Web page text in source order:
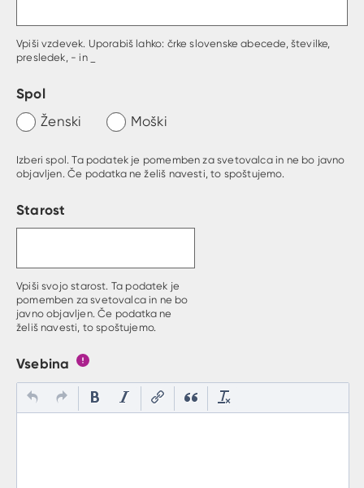
Vpiši vzdevek. Uporabiš lahko: črke slovenske abecede, številke,
presledek, - in _
Spol
Ženski Moški
Izberi spol. Ta podatek je pomemben za svetovalca in ne bo javno
objavljen. Če podatka ne želiš navesti, to spoštujemo.
Starost
Vpiši svojo starost. Ta podatek je
pomemben za svetovalca in ne bo
javno objavljen. Če podatka ne
želiš navesti, to spoštujemo.
Vsebina